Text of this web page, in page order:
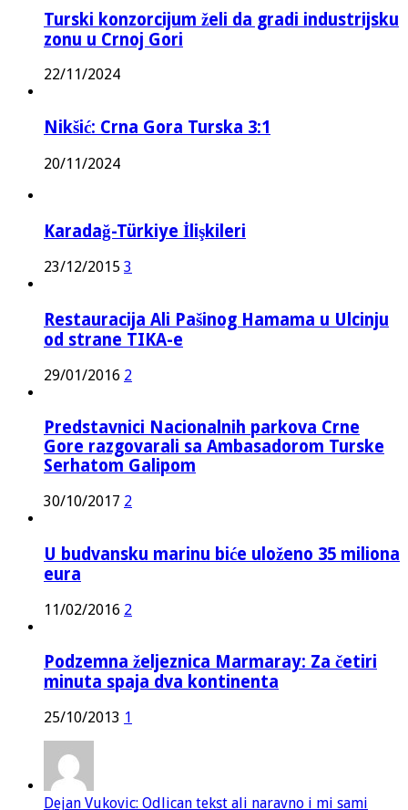
Turski konzorcijum želi da gradi industrijsku
zonu u Crnoj Gori
22/11/2024
Nikšić: Crna Gora Turska 3:1
20/11/2024
Karadağ-Türkiye İlişkileri
23/12/2015 3
Restauracija Ali Pašinog Hamama u Ulcinju
od strane TIKA-e
29/01/2016 2
Predstavnici Nacionalnih parkova Crne
Gore razgovarali sa Ambasadorom Turske
Serhatom Galipom
30/10/2017 2
U budvansku marinu biće uloženo 35 miliona
eura
11/02/2016 2
Podzemna željeznica Marmaray: Za četiri
minuta spaja dva kontinenta
25/10/2013 1
Dejan Vukovic: Odlican tekst ali naravno i mi sami